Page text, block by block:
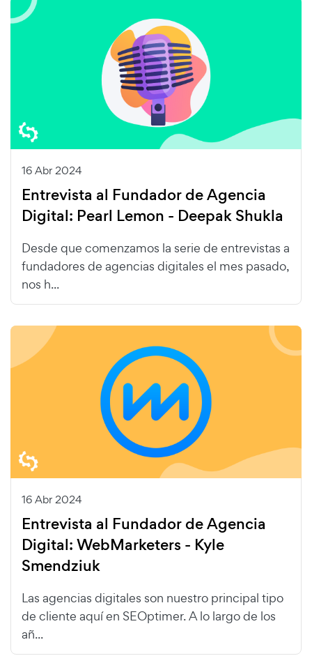
16 Abr 2024
Entrevista al Fundador de Agencia
Digital: Pearl Lemon - Deepak Shukla
Desde que comenzamos la serie de entrevistas a
fundadores de agencias digitales el mes pasado,
nos h...
16 Abr 2024
Entrevista al Fundador de Agencia
Digital: WebMarketers - Kyle
Smendziuk
Las agencias digitales son nuestro principal tipo
de cliente aquí en SEOptimer. A lo largo de los
añ...